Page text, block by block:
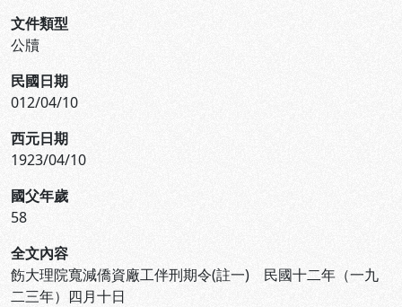
文件類型
公牘
民國日期
012/04/10
西元日期
1923/04/10
國父年歲
58
全文內容
飭大理院寬減僑資廠工伴刑期令(註一) 民國十二年（一九
二三年）四月十日